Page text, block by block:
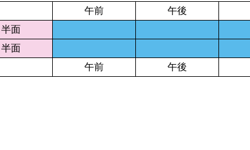
午前 午後
半面
半面
午前
午後